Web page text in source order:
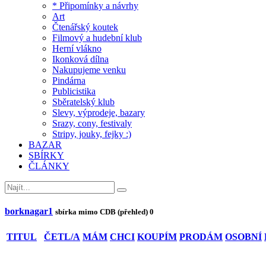
* Připomínky a návrhy
Art
Čtenářský koutek
Filmový a hudební klub
Herní vlákno
Ikonková dílna
Nakupujeme venku
Pindárna
Publicistika
Sběratelský klub
Slevy, výprodeje, bazary
Srazy, cony, festivaly
Stripy, jouky, fejky :)
BAZAR
SBÍRKY
ČLÁNKY
borknagar1 sbírka mimo CDB (přehled) 0
TITUL ČETL/A MÁM CHCI KOUPÍM PRODÁM OSOBNÍ